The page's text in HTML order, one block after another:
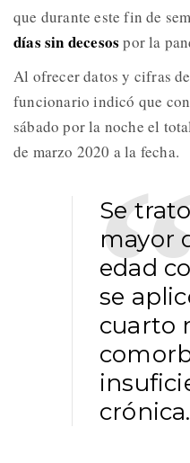
que durante este fin de
días sin decesos por la
Al ofrecer datos y cifras
funcionario indicó que
sábado por la noche el
de marzo 2020 a la fecha.
Se
mayor
edad
se
cuarto
crónica.